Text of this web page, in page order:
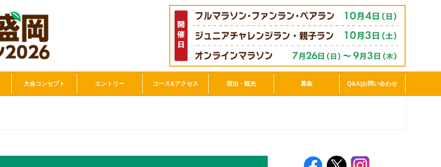
大会コンセプト エントリー コース&アクセス 宿泊・観光 募集 Q&A|お問い合わせ